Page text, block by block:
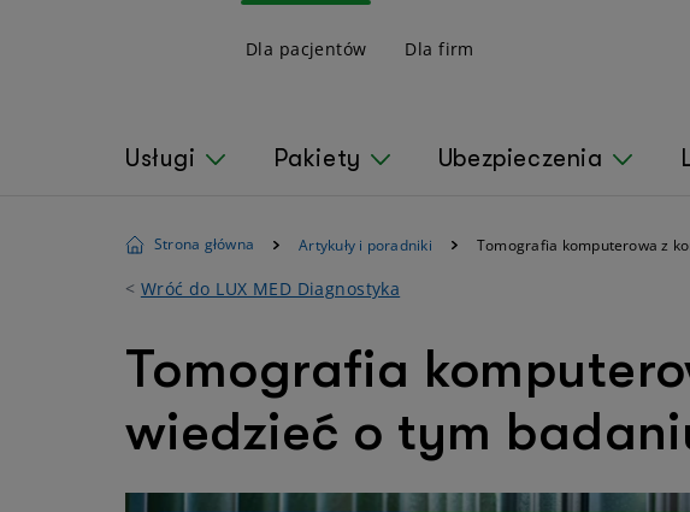
Dla pacjentów Dla firm
Usługi Pakiety Ubezpieczenia
Strona główna Artykuły i poradniki Tomografia komputerowa z
< Wróć do LUX MED Diagnostyka
Tomografia
wiedzieć o tym